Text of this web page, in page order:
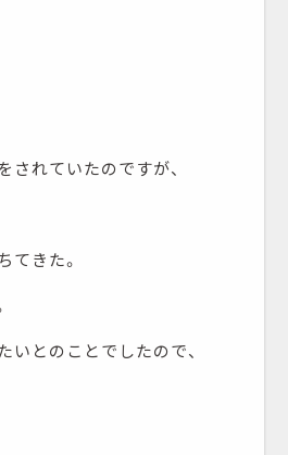
されていたのですが、
てきた。
いとのことでしたので、